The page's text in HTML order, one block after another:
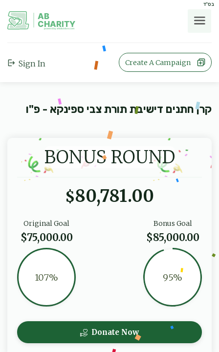
בס"ד
AB
CHARITY
powerd by ahblicklive.com
Sign In Create A Campaign
קרן חתנים דישיבת תורת צבי ספינקא - פ"ו
BONUS ROUND
$80,781.00
Bonus Goal
$85,000.00
95%
Original Goal
$75,000.00
107%
Donate Now